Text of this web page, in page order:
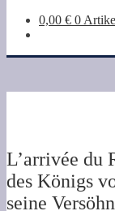
0,00 € 0
L’arrivée du
des Königs
seine